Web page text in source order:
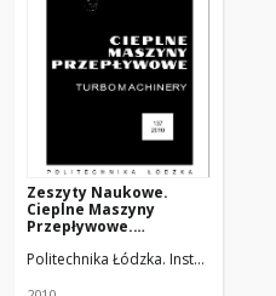
Przepływowych.
Zeszyty Naukowe.
Cieplne Maszyny
Przepływowe.
(2010)
Politechnika Łódzka. Instytut